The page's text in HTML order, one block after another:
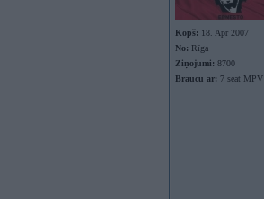
Kopš: 18. Apr 2007
No: Rīga
Ziņojumi: 8700
Braucu ar: 7 seat MPV